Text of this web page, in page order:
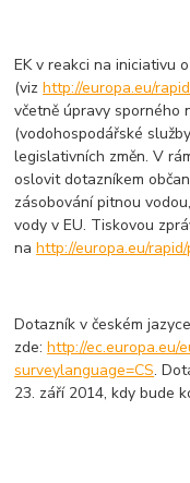
EK v reakci na iniciativu
(vizhttp://europa.eu/
včetně úpravy sporného
(vodohospodářské
legislativních změn. V
oslovit dotazníkem
zásobování pitnou
vody v EU. Tiskovou
nahttp://europa.eu/
Dotazník v českém
zde:http://ec.europa.eu/
surveylanguage=CS.
23. září 2014, kdy bude